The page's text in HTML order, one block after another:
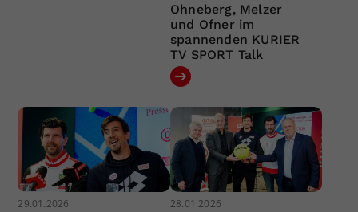
Ohneberg, Melzer
und Ofner im
spannenden KURIER
TV SPORT Talk
29.01.2026 28.01.2026